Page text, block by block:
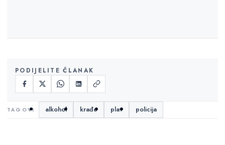
PODIJELITE ČLANAK
alkohol krađe plav policija